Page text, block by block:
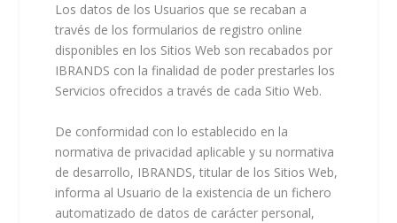
Los datos de los Usuarios que se recaban a
través de los formularios de registro online
disponibles en los Sitios Web son recabados por
IBRANDS con la finalidad de poder prestarles los
Servicios ofrecidos a través de cada Sitio Web.
De conformidad con lo establecido en la
normativa de privacidad aplicable y su normativa
de desarrollo, IBRANDS, titular de los Sitios Web,
informa al Usuario de la existencia de un fichero
automatizado de datos de carácter personal,